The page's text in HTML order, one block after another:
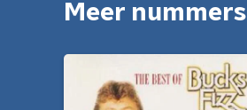
Meer nummers